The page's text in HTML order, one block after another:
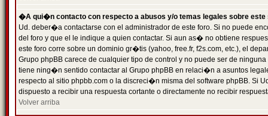
�A qui�n contacto con respecto a abusos y/o temas legales sobre este
Ud. deber�a contactarse con el administrador de este foro. Si no puede
del foro y que el le indique a quien contactar. Si aun as� no obtiene
este foro corre sobre un dominio gr�tis (yahoo, free.fr, f2s.com, etc.), el
Grupo phpBB carece de cualquier tipo de control y no puede ser de
tiene ning�n sentido contactar al Grupo phpBB en relaci�n a asuntos
respecto al sitio phpbb.com o la discreci�n misma del software phpBB. Si
dispuesto a recibir una respuesta cortante o directamente no recibir
Volver arriba